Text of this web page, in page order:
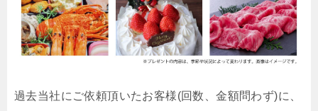
過去当社にご依頼頂いたお客様(回数、金額問わず)に、